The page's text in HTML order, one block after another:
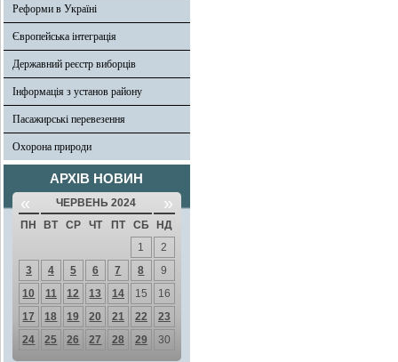
Реформи в Україні
Європейська інтеграція
Державний реєстр виборців
Інформація з установ району
Пасажирські перевезення
Охорона природи
АРХІВ НОВИН
« ЧЕРВЕНЬ 2024 »
ПН ВТ СР ЧТ ПТ СБ
НД
1
2
3
4 5 6 7 8
9
10
11 12 13 14 15
16
17
18 19 20 21 22
23
24
25 26 27 28 29 30